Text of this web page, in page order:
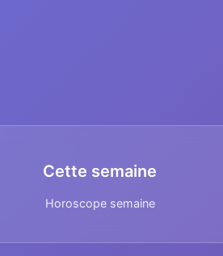
Cette semaine
Horoscope semaine